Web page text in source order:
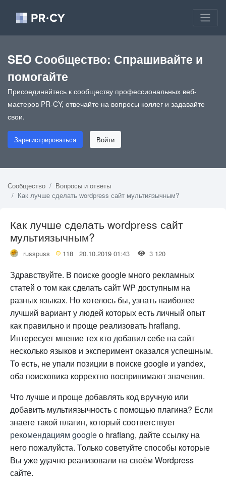
SEO Сообщество: Спрашивайте и
помогайте
Присоединяйтесь к сообществу профессиональных веб-
мастеров PR-CY, отвечайте на вопросы коллег и задавайте
свои.
Зарегистрироваться Войти
Сообщество
Вопросы и ответы
Как лучше сделать wordpress сайт мультиязычным?
Как лучше сделать wordpress сайт
мультиязычным?
russpuss 118 20.10.2019 01:43 3 120
Здравствуйте. В поиске google много рекламных
статей о том как сделать сайт WP доступным на
разных языках. Но хотелось бы, узнать наиболее
лучший вариант у людей которых есть личный опыт
как правильно и проще реализовать hraflang.
Интересует мнение тех кто добавил себе на сайт
несколько языков и эксперимент оказался успешным.
То есть, не упали позиции в поиске google и yandex,
оба поисковика корректно воспринимают значения.
Что лучше и проще добавлять код вручную или
добавить мультиязычность с помощью плагина? Если
знаете такой плагин, который соответствует
рекомендациям googleо hraflang, дайте ссылку на
него пожалуйста. Только советуйте способы которые
Вы уже удачно реализовали на своём Wordpress
сайте.